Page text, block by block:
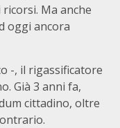
Ma anche
oggi ancora
-, il rigassificatore
Già 3 anni fa,
cittadino, oltre